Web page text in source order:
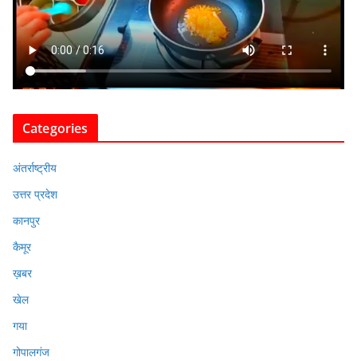
Categories
अंतर्राष्ट्रीय
उत्तर प्रदेश
कानपुर
कैमूर
ख़बर
खेल
गया
गोपालगंज